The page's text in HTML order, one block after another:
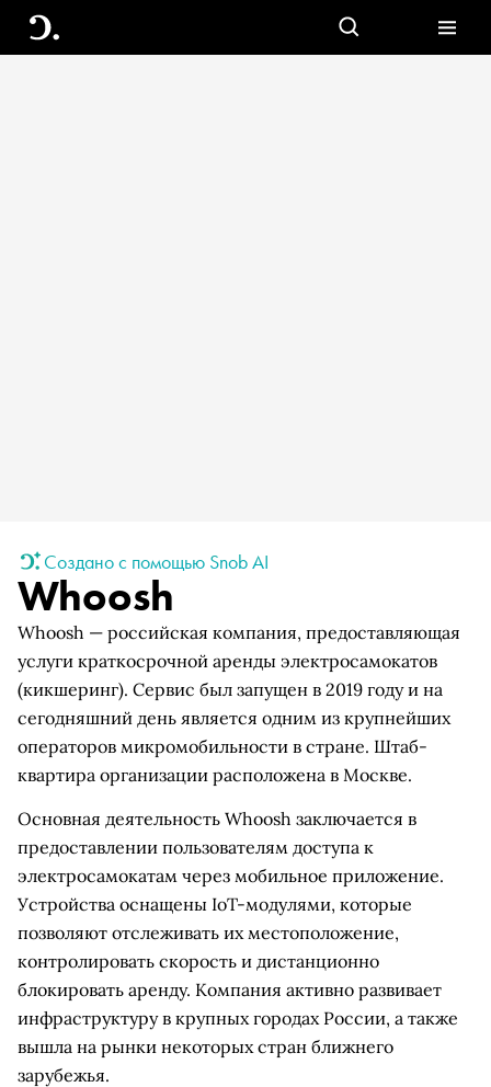
Создано с помощью Snob AI
Whoosh
Whoosh — российская компания, предоставляющая
услуги краткосрочной аренды электросамокатов
(кикшеринг). Сервис был запущен в 2019 году и на
сегодняшний день является одним из крупнейших
операторов микромобильности в стране. Штаб-
квартира организации расположена в Москве.
Основная деятельность Whoosh заключается в
предоставлении пользователям доступа к
электросамокатам через мобильное приложение.
Устройства оснащены IoT-модулями, которые
позволяют отслеживать их местоположение,
контролировать скорость и дистанционно
блокировать аренду. Компания активно развивает
инфраструктуру в крупных городах России, а также
вышла на рынки некоторых стран ближнего
зарубежья.